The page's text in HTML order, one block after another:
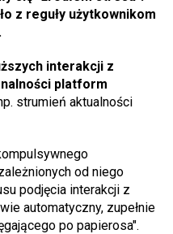
z reguły użytkownikom
interakcji z
platform
strumień aktualności
od niego
podjęcia interakcji z
automatyczny, zupełnie
po papierosa".